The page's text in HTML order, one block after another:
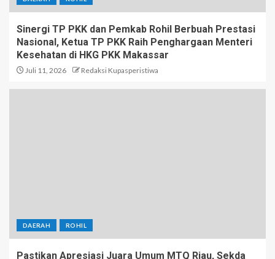
Sinergi TP PKK dan Pemkab Rohil Berbuah Prestasi
Nasional, Ketua TP PKK Raih Penghargaan Menteri
Kesehatan di HKG PKK Makassar
Juli 11, 2026 Redaksi Kupasperistiwa
DAERAH ROHIL
Pastikan Apresiasi Juara Umum MTQ Riau, Sekda